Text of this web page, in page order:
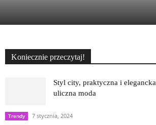
Koniecznie przeczytaj!
Styl city, praktyczna i elegancka
uliczna moda
Trendy 7 stycznia, 2024